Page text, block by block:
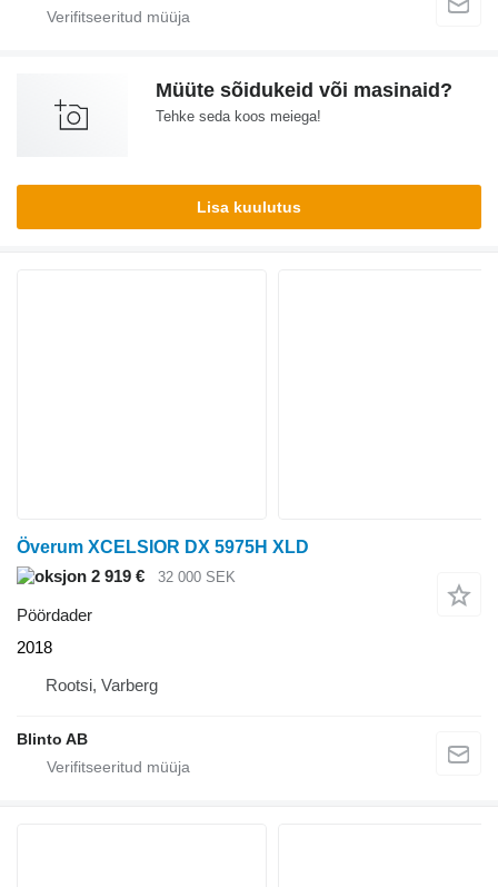
Müüte sõidukeid või masinaid?
Tehke seda koos meiega!
Lisa kuulutus
Överum XCELSIOR DX 5975H XLD
2 919 €
32 000 SEK
Pöördader
2018
Rootsi, Varberg
Blinto AB